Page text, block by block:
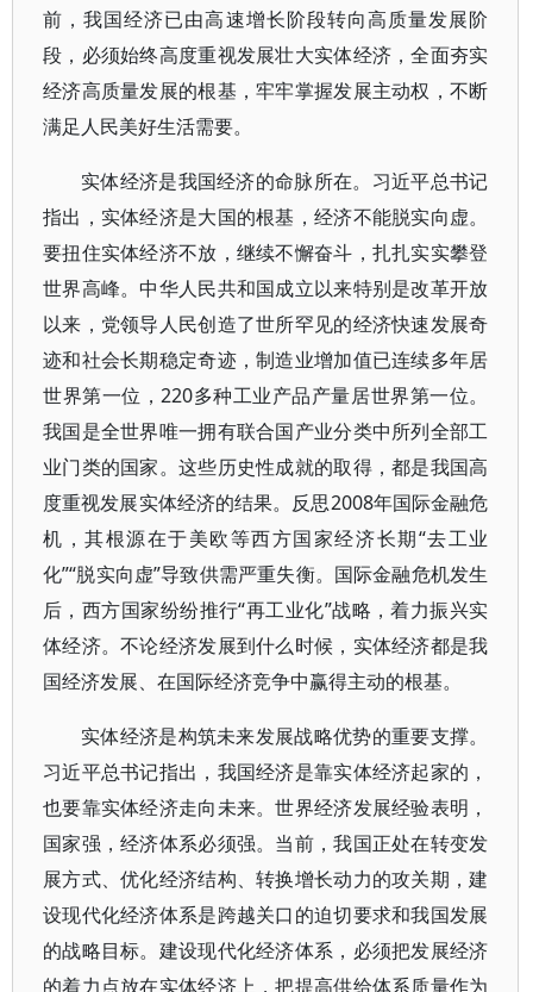
前，我国经济已由高速增长阶段转向高质量发展阶
段，必须始终高度重视发展壮大实体经济，全面夯实
经济高质量发展的根基，牢牢掌握发展主动权，不断
满足人民美好生活需要。
实体经济是我国经济的命脉所在。习近平总书记
指出，实体经济是大国的根基，经济不能脱实向虚。
要扭住实体经济不放，继续不懈奋斗，扎扎实实攀登
世界高峰。中华人民共和国成立以来特别是改革开放
以来，党领导人民创造了世所罕见的经济快速发展奇
迹和社会长期稳定奇迹，制造业增加值已连续多年居
世界第一位，220多种工业产品产量居世界第一位。
我国是全世界唯一拥有联合国产业分类中所列全部工
业门类的国家。这些历史性成就的取得，都是我国高
度重视发展实体经济的结果。反思2008年国际金融危
机，其根源在于美欧等西方国家经济长期“去工业
化”“脱实向虚”导致供需严重失衡。国际金融危机发生
后，西方国家纷纷推行“再工业化”战略，着力振兴实
体经济。不论经济发展到什么时候，实体经济都是我
国经济发展、在国际经济竞争中赢得主动的根基。
实体经济是构筑未来发展战略优势的重要支撑。
习近平总书记指出，我国经济是靠实体经济起家的，
也要靠实体经济走向未来。世界经济发展经验表明，
国家强，经济体系必须强。当前，我国正处在转变发
展方式、优化经济结构、转换增长动力的攻关期，建
设现代化经济体系是跨越关口的迫切要求和我国发展
的战略目标。建设现代化经济体系，必须把发展经济
的着力点放在实体经济上，把提高供给体系质量作为